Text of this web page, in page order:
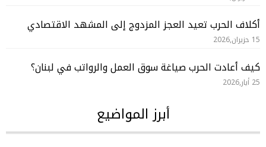
أكلاف الحرب تعيد العجز المزدوج إلى المشهد الاقتصادي
15 حزيران,2026
كيف أعادت الحرب صياغة سوق العمل والرواتب في لبنان؟
25 أيار,2026
أبرز المواضيع